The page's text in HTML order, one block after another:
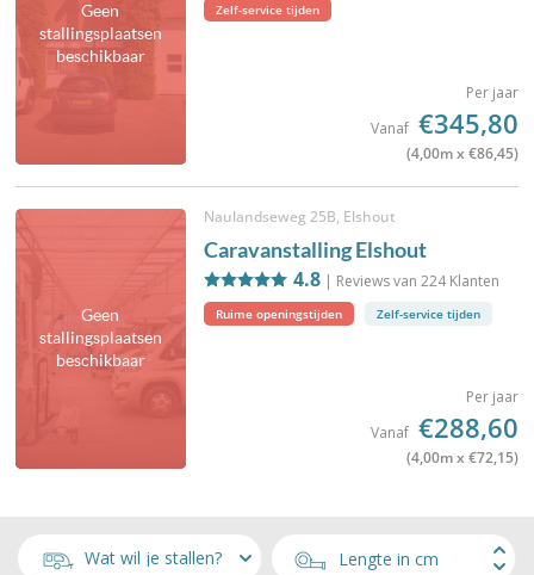
Geen
stallingsplaatsen
beschikbaar
Zelf-service tijden
Per jaar
Vanaf €345,80
(4,00m x €86,45)
Geen
stallingsplaatsen
beschikbaar
Naulandseweg 25B, Elshout
Caravanstalling Elshout
4.8| Reviews van 224Klanten
Ruime openingstijden Zelf-service tijden
Per jaar
Vanaf €288,60
(4,00m x €72,15)